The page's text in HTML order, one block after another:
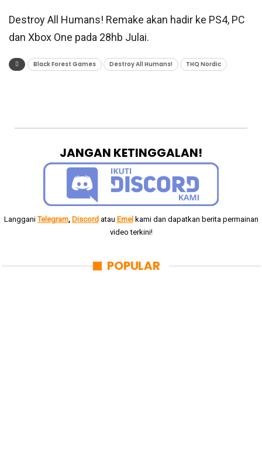
Destroy All Humans! Remake akan hadir ke PS4, PC
dan Xbox One pada 28hb Julai.
Black Forest Games Destroy All Humans! THQ Nordic
JANGAN KETINGGALAN!
LangganiTelegram, Discordatau Emel kami dan dapatkan berita permainan
video terkini!
POPULAR